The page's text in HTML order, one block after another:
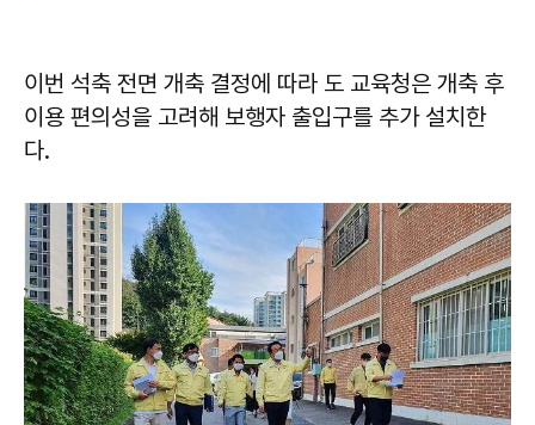
이번 석축 전면 개축 결정에 따라 도 교육청은 개축 후
이용 편의성을 고려해 보행자 출입구를 추가 설치한
다.